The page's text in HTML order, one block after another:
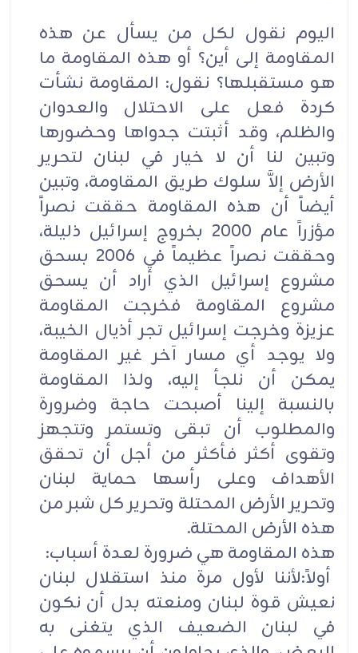
اليوم نقول لكل من يسأل عن هذه
المقاومة إلى أين؟ أو هذه المقاومة ما
هو مستقبلها؟ نقول: المقاومة نشأت
كردة فعل على الاحتلال والعدوان
والظلم، وقد أثبتت جدواها وحضورها
وتبين لنا أن لا خيار في لبنان لتحرير
الأرض إلاَّ سلوك طريق المقاومة، وتبين
أيضاً أن هذه المقاومة حققت نصراً
مؤزراً عام 2000 بخروج إسرائيل ذليلة،
وحققت نصراً عظيماً في 2006 بسحق
مشروع إسرائيل الذي أراد أن يسحق
مشروع المقاومة فخرجت المقاومة
عزيزة وخرجت إسرائيل تجر أذيال الخيبة،
ولا يوجد أي مسار آخر غير المقاومة
يمكن أن نلجأ إليه، ولذا المقاومة
بالنسبة إلينا أصبحت حاجة وضرورة
والمطلوب أن تبقى وتستمر وتتجهز
وتقوى أكثر فأكثر من أجل أن تحقق
الأهداف وعلى رأسها حماية لبنان
وتحرير الأرض المحتلة وتحرير كل شبر من
هذه الأرض المحتلة.
هذه المقاومة هي ضرورة لعدة أسباب:
أولاً:لأننا لأول مرة منذ استقلال لبنان
نعيش قوة لبنان ومنعته بدل أن نكون
في لبنان الضعيف الذي يتغنى به